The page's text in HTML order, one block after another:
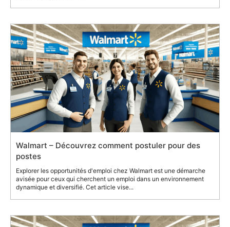
Walmart – Découvrez comment postuler pour des
postes
Explorer les opportunités d'emploi chez Walmart est une démarche
avisée pour ceux qui cherchent un emploi dans un environnement
dynamique et diversifié. Cet article vise...